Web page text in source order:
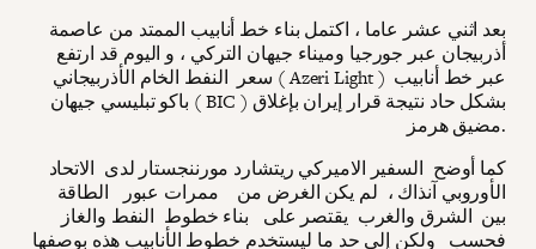
بعد اثني عشر عاما ، اكتمل بناء خط أنابيب الممتد من عاصمة
أذربيجان عبر جورجيا وميناء جيهان التركي ، و اليوم قد ارتفع
سعر النفط الخام الأذربيجاني ( Azeri Light ) عبر خط أنابيب
باكو تبليسي جيهان ( BIC ) بشكل حاد نتيجة قرار إيران بإغلاق
مضيق هرمز.
الأوروبي آنذاك ، لم يكن الغرض من ممرات عبور الطاقة
بين الشرق والغرب يقتصر على بناء خطوط النفط والغاز
فحسب ولكن إلى حد ما ليستخدم خطوط الأنابيب هذه بوصفها